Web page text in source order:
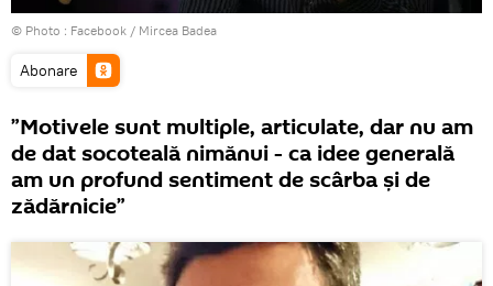
© Photo : Facebook / Mircea Badea
Abonare
”Motivele sunt multiple, articulate, dar nu am
de dat socoteală nimănui - ca idee generală
am un profund sentiment de scârba și de
zădărnicie”